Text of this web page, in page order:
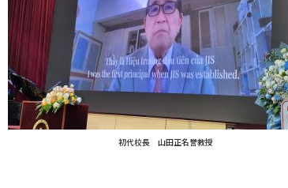
初代校長 山田正名誉教授